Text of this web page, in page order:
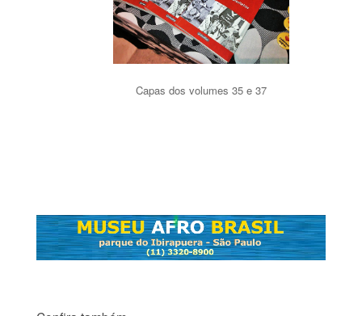
Capas dos volumes 35 e 37